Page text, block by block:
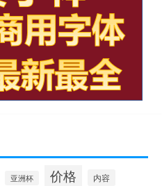
亚洲杯 价格 内容